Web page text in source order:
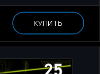
КУПИТЬ